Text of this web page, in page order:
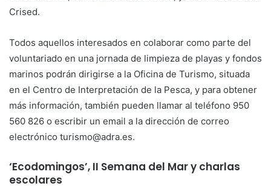
Crised.
Todos aquellos interesados en colaborar como parte del
voluntariado en una jornada de limpieza de playas y fondos
marinos podrán dirigirse a la Oficina de Turismo, situada
en el Centro de Interpretación de la Pesca, y para obtener
más información, también pueden llamar al teléfono 950
560 826 o escribir un email a la dirección de correo
electrónico turismo@adra.es.
‘Ecodomingos’, II Semana del Mar y charlas
escolares